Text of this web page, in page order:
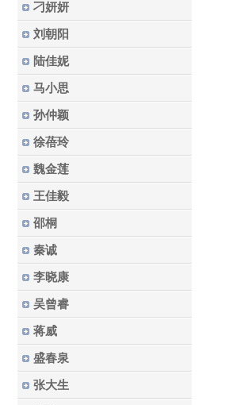
刁妍妍
刘朝阳
陆佳妮
马小思
孙仲颖
徐蓓玲
魏金莲
王佳毅
邵桐
秦诚
李晓康
吴曾睿
蒋威
盛春泉
张大生